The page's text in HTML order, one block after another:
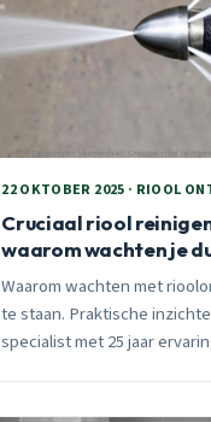
22 OKTOBER 2025 · RIOOL
Cruciaal riool
waarom wachten je
Waarom wachten met
te staan. Praktische
specialist met 25 jaar